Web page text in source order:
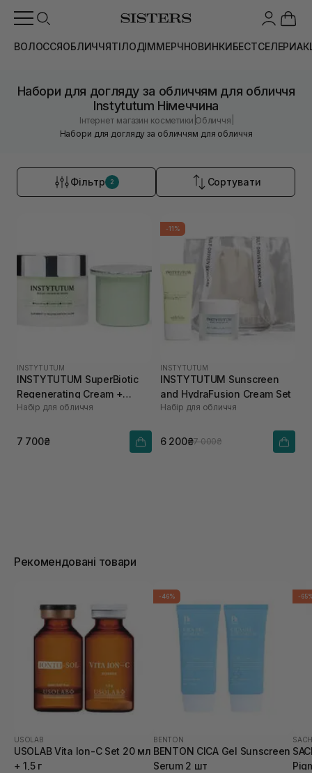
ВОЛОССЯОБЛИЧЧЯТІЛОДІММЕРЧНОВИНКИБЕСТСЕЛЕРИ
Набори для догляду за обличчям для обличчя
Instytutum Німеччина
Інтернет магазин косметики |Обличчя
Набори для догляду за обличчям для обличчя
Фільтр 2 Сортувати
INSTYTUTUM
INSTYTUTUM SuperBiotic
Regenerating Cream +
REFILL POD 50 мл, 50 мл
Набір для обличчя
7 700₴
-11%
INSTYTUTUM
INSTYTUTUM Sunscreen
and HydraFusion Cream Set
Набір для обличчя
6 200₴7 000₴
Рекомендовані товари
USOLAB
USOLAB Vita Ion-C Set 20 мл
+ 1,5 г
-46%
BENTON
BENTON CICA Gel Sunscreen
Serum 2 шт
-